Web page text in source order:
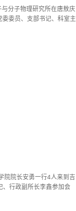
分子物理研究所在唐敖庆
委员、支部书记、科室主
院院长安勇一行4人来到吉
、行政副所长李鑫参加会